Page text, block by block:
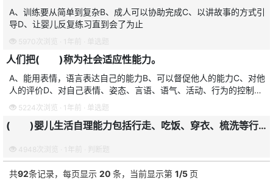
A、训练要从简单到复杂B、成人可以协助完成C、以讲故事的方式引
导D、让婴儿反复练习直到会了为止
5970次浏览 · 1年前 · 单选题
人们把( )称为社会适应性能力。
A、能用表情，语言表达自己的能力B、可以督促他人的能力C、对他
人的评价D、对自己表情、姿态、言语、语气、活动、行为的控制，
使个人与社会相适应的能力
5224次浏览 · 1年前 · 单选题
( )婴儿生活自理能力包括行走、吃饭、穿衣、梳洗等行为技巧，是人适应社会生活方式的基本要求。
4948次浏览 · 1年前 · 判断题
共92条记录，每页显示 20 条，当前显示第 1/5 页